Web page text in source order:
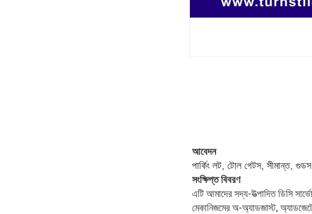
আবেদন
পার্কিং লট, টোল গেটস, সীমান্ত, গুডস
সংক্ষিপ্ত বিবরণ
এটি আমাদের সদ্য-উত্পাদিত ডিসি
মেকানিজমের অ-অ্যাডজাস্ট,